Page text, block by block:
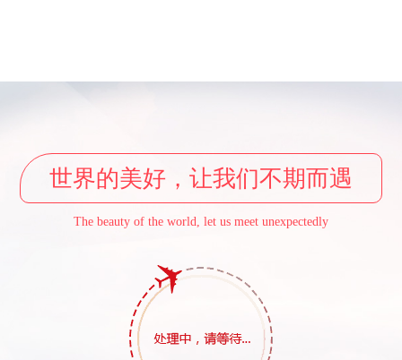
世界的美好，让我们不期而遇
The beauty of the world, let us meet unexpectedly